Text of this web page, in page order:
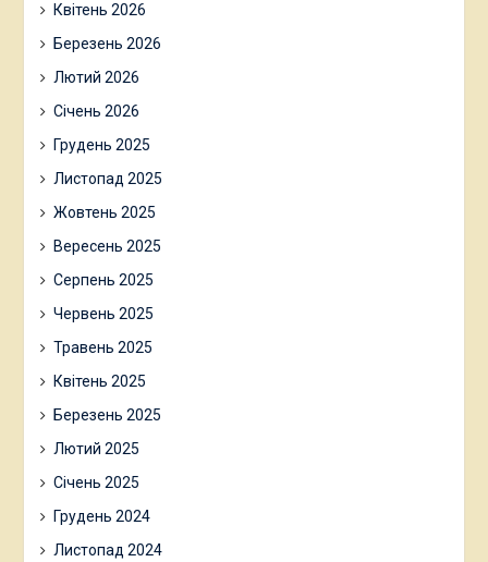
Квітень 2026
Березень 2026
Лютий 2026
Січень 2026
Грудень 2025
Листопад 2025
Жовтень 2025
Вересень 2025
Серпень 2025
Червень 2025
Травень 2025
Квітень 2025
Березень 2025
Лютий 2025
Січень 2025
Грудень 2024
Листопад 2024